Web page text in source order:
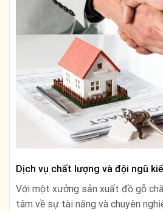
Dịch vụ chất lượng và đội ngũ
Với một xưởng sản xuất đồ gỗ
tâm về sự tài năng và chuyên